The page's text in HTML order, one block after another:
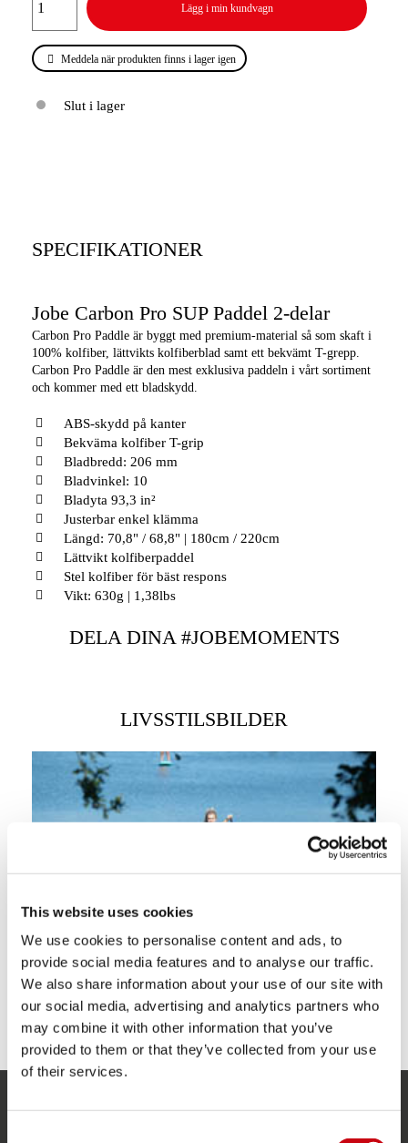
This website uses cookies
We use cookies to personalise content and ads, to
provide social media features and to analyse our traffic.
We also share information about your use of our site with
our social media, advertising and analytics partners who
may combine it with other information that you’ve
provided to them or that they’ve collected from your use
of their services.
Lägg i min kundvagn
Meddela när produkten finns i lager igen
Slut i lager
SPECIFIKATIONER
Jobe Carbon Pro SUP Paddel 2-delar
Carbon Pro Paddle är byggt med premium-material så som skaft i
100% kolfiber, lättvikts kolfiberblad samt ett bekvämt T-grepp.
Carbon Pro Paddle är den mest exklusiva paddeln i vårt sortiment
och kommer med ett bladskydd.
ABS-skydd på kanter
Bekväma kolfiber T-grip
Bladbredd: 206 mm
Bladvinkel: 10
Bladyta 93,3 in²
Justerbar enkel klämma
Längd: 70,8" / 68,8" | 180cm / 220cm
Lättvikt kolfiberpaddel
Stel kolfiber för bäst respons
Vikt: 630g | 1,38lbs
DELA DINA #JOBEMOMENTS
LIVSSTILSBILDER